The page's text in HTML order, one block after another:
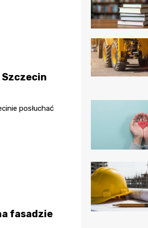
Wojewódzki Szpital
Zespolony im. M.
Skłodowskiej-Curi
posłuchać
fasadzie